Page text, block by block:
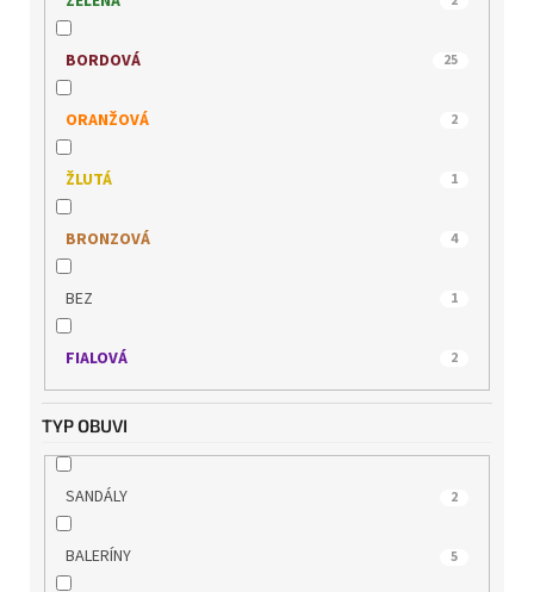
WONDERS 5
BORDOVÁ 25
ORANŽOVÁ 2
ŽLUTÁ 1
BRONZOVÁ 4
BEZ 1
FIALOVÁ 2
TYP OBUVI
SANDÁLY 2
BALERÍNY 5